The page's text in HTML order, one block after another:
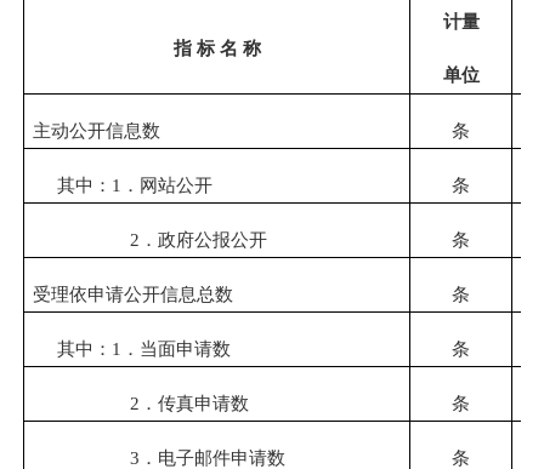
指 标 名 称
计量
单位
主动公开信息数 条
其中： 1 ．网站公开 条
2 ．政府公报公开 条
受理依申请公开信息总数 条
其中： 1 ．当面申请数 条
2 ．传真申请数 条
3 ．电子邮件申请数 条